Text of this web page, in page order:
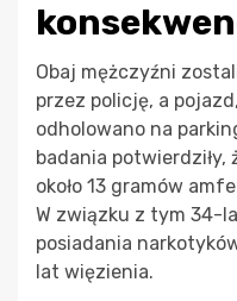
Obaj mężczyźni
przez policję, a
odholowano na
badania potwierdziły,
około 13 gramów
W związku z tym 34-
posiadania
lat więzienia.